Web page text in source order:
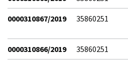
0000310867/2019 35860251
0000310866/2019 35860251